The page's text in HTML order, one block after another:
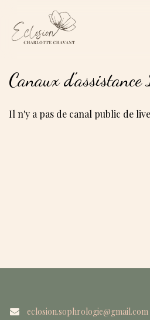
Canaux
Il n'y a pas de canal public de
eclosion.sophrologie@gmail.com